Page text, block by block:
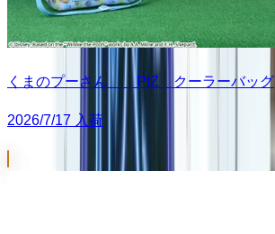
くまのプーさん PtZ クーラーバッグ
2026/7/17 入荷